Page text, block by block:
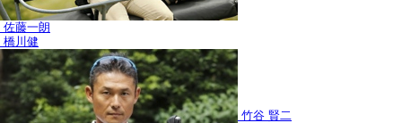
佐藤一朗
橋川健
竹谷 賢二